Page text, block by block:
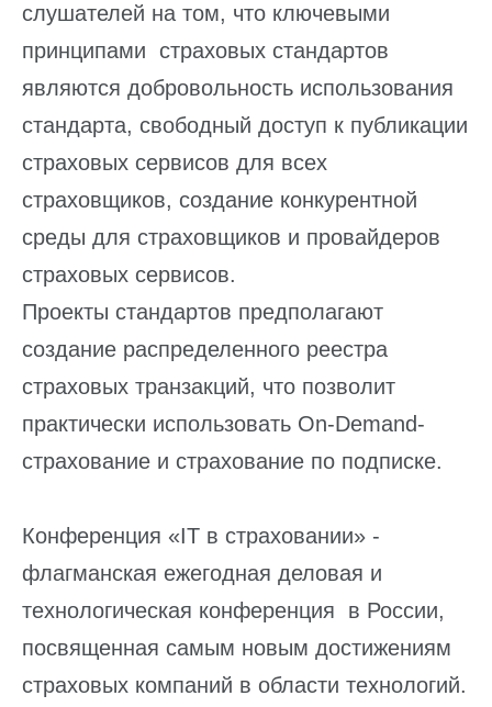
слушателей на том, что ключевыми
принципами страховых стандартов
являются добровольность использования
стандарта, свободный доступ к публикации
страховых сервисов для всех
страховщиков, создание конкурентной
среды для страховщиков и провайдеров
страховых сервисов.
Проекты стандартов предполагают
создание распределенного реестра
страховых транзакций, что позволит
практически использовать On-Demand-
страхование и страхование по подписке.
Конференция «IT в страховании» -
флагманская ежегодная деловая и
технологическая конференция в России,
посвященная самым новым достижениям
страховых компаний в области технологий.